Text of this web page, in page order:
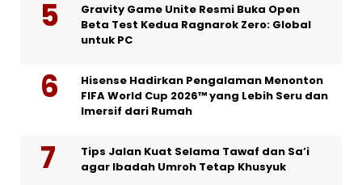
Gravity Game Unite Resmi Buka Open
Beta Test Kedua Ragnarok Zero: Global
untuk PC
Hisense Hadirkan Pengalaman Menonton
FIFA World Cup 2026™ yang Lebih Seru dan
Imersif dari Rumah
Tips Jalan Kuat Selama Tawaf dan Sa’i
agar Ibadah Umroh Tetap Khusyuk